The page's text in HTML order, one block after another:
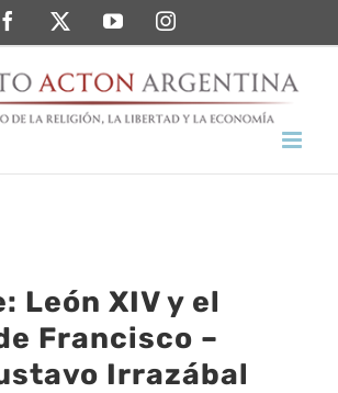
FacebookTwitterYouTubeInstagram
León XIV y el
Francisco –
Irrazábal